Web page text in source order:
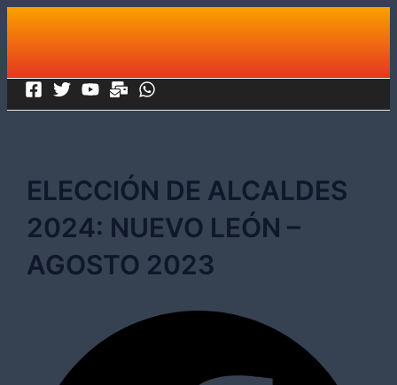
Ir
ELECCIÓN DE ALCALDES
2024: NUEVO LEÓN –
AGOSTO 2023